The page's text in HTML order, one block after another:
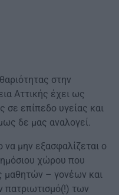
στην
Αττικής έχει ως
σε επίπεδο υγείας και
δε μας αναλογεί.
να μην εξασφαλίζεται ο
χώρου που
μαθητών – γονέων και
πατριωτισμό(!) των